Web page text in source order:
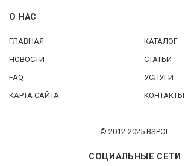
О НАС
ГЛАВНАЯ
КАТАЛОГ
НОВОСТИ
СТАТЬИ
FAQ
УСЛУГИ
КАРТА САЙТА
КОНТАКТЫ
© 2012-2025 BSPOL
СОЦИАЛЬНЫЕ СЕТИ